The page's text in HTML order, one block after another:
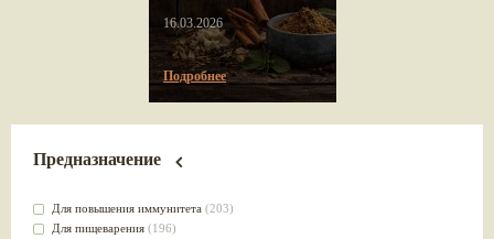
16.03.2026
Подробнее
Предназначение
Для повышения иммунитета (203)
Для пищеварения (196)